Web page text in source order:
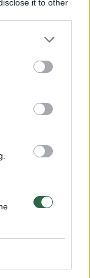
it to other
Lietuvos ir